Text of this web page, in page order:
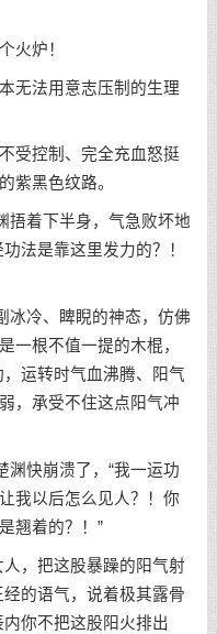
火炉！
法用意志压制的生理
控制、完全充血怒挺
紫黑色纹路。
着下半身，气急败坏地
法是靠这里发力的？！
冷、睥睨的神态，仿佛
一根不值一提的木棍，
运转时气血沸腾、阳气
，承受不住这点阳气冲
快崩溃了，“我一运功
我以后怎么见人？！你
翘着的？！”
，把这股暴躁的阳气射
的语气，说着极其露骨
你不把这股阳火排出